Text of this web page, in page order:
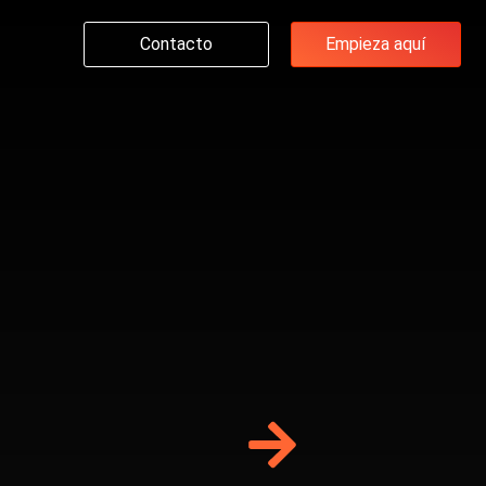
Contacto Empieza aquí